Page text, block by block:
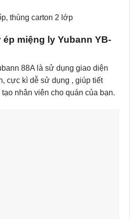
thùng carton 2 lớp
miệng ly Yubann YB-
88A là sử dụng giao diện
cực kì dễ sử dụng , giúp tiết
nhân viên cho quán của bạn.